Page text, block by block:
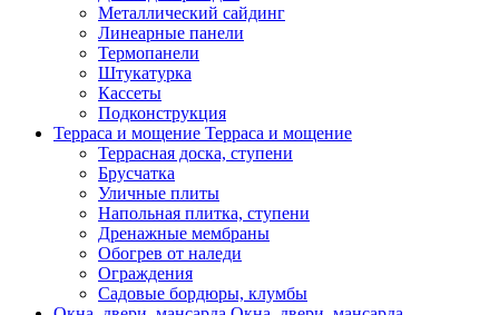
Металлический сайдинг
Линеарные панели
Термопанели
Штукатурка
Кассеты
Подконструкция
Терраса и мощение Терраса и мощение
Террасная доска, ступени
Брусчатка
Уличные плиты
Напольная плитка, ступени
Дренажные мембраны
Обогрев от наледи
Ограждения
Садовые бордюры, клумбы